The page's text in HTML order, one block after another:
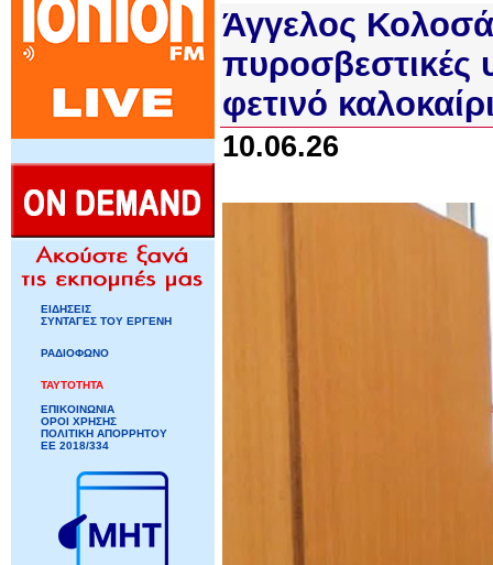
ΕΙΔΗΣΕΙΣ
ΣΥΝΤΑΓΕΣ ΤΟΥ ΕΡΓΕΝΗ
ΡΑΔΙΟΦΩΝΟ
ΤΑΥΤΟΤΗΤΑ
ΕΠΙΚΟΙΝΩΝΙΑ
ΟΡΟΙ ΧΡΗΣΗΣ
ΠΟΛΙΤΙΚΗ ΑΠΟΡΡΗΤΟΥ
ΕΕ 2018/334
Άγγελος
πυροσβεστικές
φετινό
10.06.26